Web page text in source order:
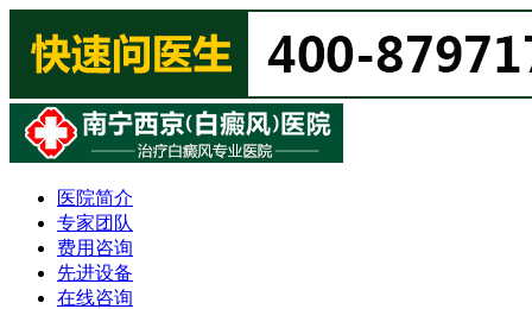
医院简介
专家团队
费用咨询
先进设备
在线咨询